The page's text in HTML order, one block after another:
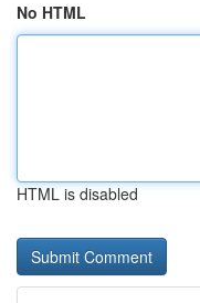
No HTML
HTML is disabled